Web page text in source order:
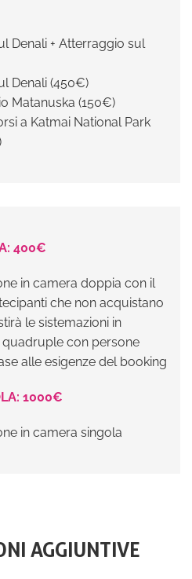
Denali + Atterraggio sul
Denali (450€)
Matanuska (150€)
a Katmai National Park
400€
in camera doppia con il
che non acquistano
le sistemazioni in
con persone
alle esigenze del booking
1000€
in camera singola
AGGIUNTIVE